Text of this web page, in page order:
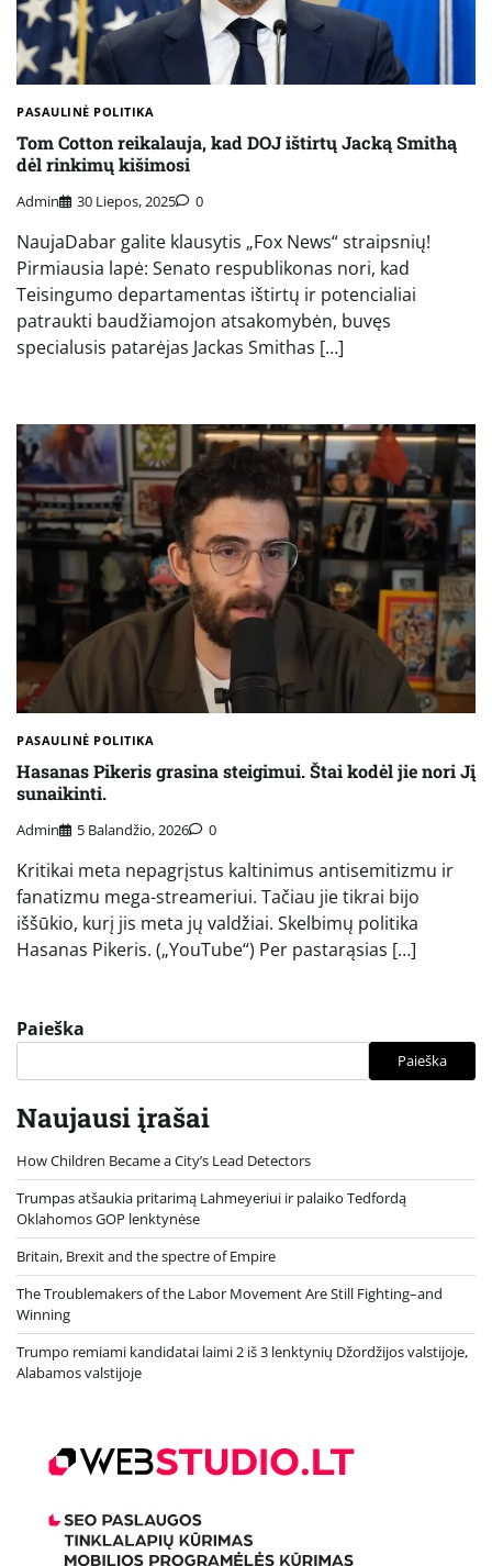
PASAULINĖ POLITIKA
Tom Cotton reikalauja, kad DOJ ištirtų Jacką Smithą
dėl rinkimų kišimosi
Admin 30 Liepos, 2025 0
NaujaDabar galite klausytis „Fox News“ straipsnių!
Pirmiausia lapė: Senato respublikonas nori, kad
Teisingumo departamentas ištirtų ir potencialiai
patraukti baudžiamojon atsakomybėn, buvęs
specialusis patarėjas Jackas Smithas […]
PASAULINĖ POLITIKA
Hasanas Pikeris grasina steigimui. Štai kodėl jie nori Jį
sunaikinti.
Admin 5 Balandžio, 2026 0
Kritikai meta nepagrįstus kaltinimus antisemitizmu ir
fanatizmu mega-streameriui. Tačiau jie tikrai bijo
iššūkio, kurį jis meta jų valdžiai. Skelbimų politika
Hasanas Pikeris. („YouTube“) Per pastarąsias […]
Paieška
Paieška
Naujausi įrašai
How Children Became a City’s Lead Detectors
Trumpas atšaukia pritarimą Lahmeyeriui ir palaiko Tedfordą
Oklahomos GOP lenktynėse
Britain, Brexit and the spectre of Empire
The Troublemakers of the Labor Movement Are Still Fighting–and
Winning
Trumpo remiami kandidatai laimi 2 iš 3 lenktynių Džordžijos valstijoje,
Alabamos valstijoje